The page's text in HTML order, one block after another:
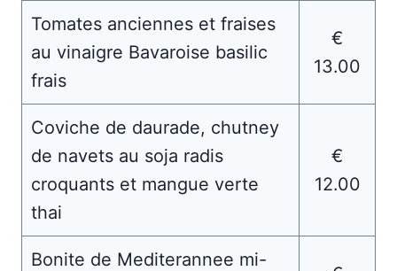
Tomates anciennes et fraises
au vinaigre Bavaroise basilic
frais
€
13.00
Coviche de daurade, chutney
de navets au soja radis
croquants et mangue verte
thai
€
12.00
Bonite de Mediterannee mi-